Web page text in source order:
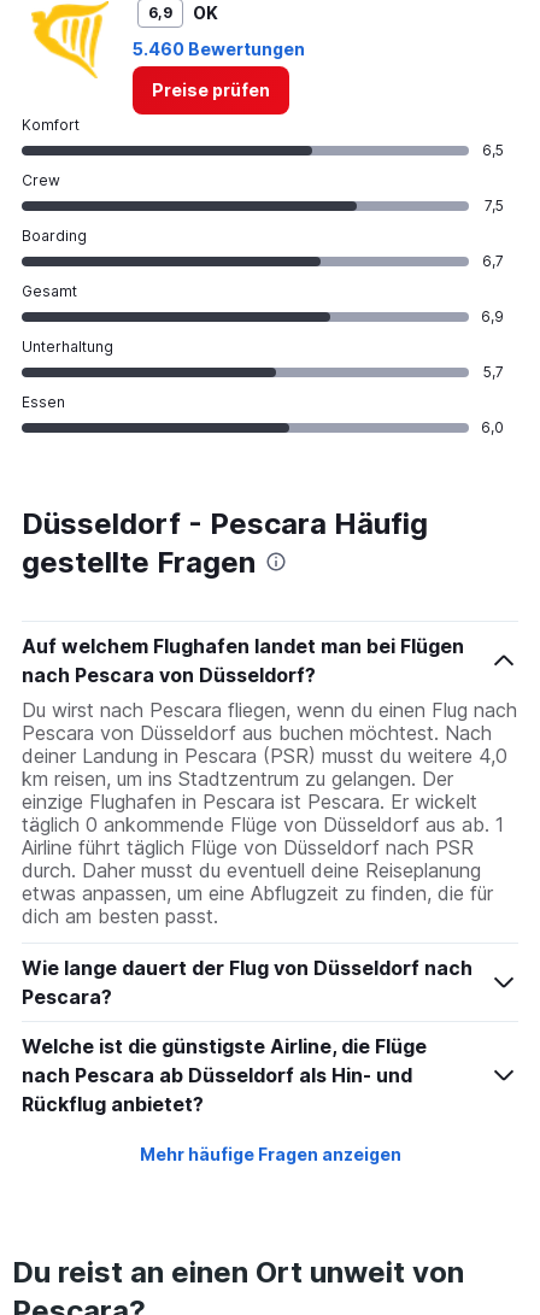
6,9
OK
5.460 Bewertungen
Preise prüfen
Komfort
6,5
Crew
7,5
Boarding
6,7
Gesamt
6,9
Unterhaltung
5,7
Essen
6,0
Düsseldorf - Pescara Häufig
gestellte Fragen
Auf welchem Flughafen landet man bei Flügen
nach Pescara von Düsseldorf?
Du wirst nach Pescara fliegen, wenn du einen Flug nach
Pescara von Düsseldorf aus buchen möchtest. Nach
deiner Landung in Pescara (PSR) musst du weitere 4,0
km reisen, um ins Stadtzentrum zu gelangen. Der
einzige Flughafen in Pescara ist Pescara. Er wickelt
täglich 0 ankommende Flüge von Düsseldorf aus ab. 1
Airline führt täglich Flüge von Düsseldorf nach PSR
durch. Daher musst du eventuell deine Reiseplanung
etwas anpassen, um eine Abflugzeit zu finden, die für
dich am besten passt.
Wie lange dauert der Flug von Düsseldorf nach
Pescara?
Welche ist die günstigste Airline, die Flüge
nach Pescara ab Düsseldorf als Hin- und
Rückflug anbietet?
Mehr häufige Fragen anzeigen
Du reist an einen Ort unweit von